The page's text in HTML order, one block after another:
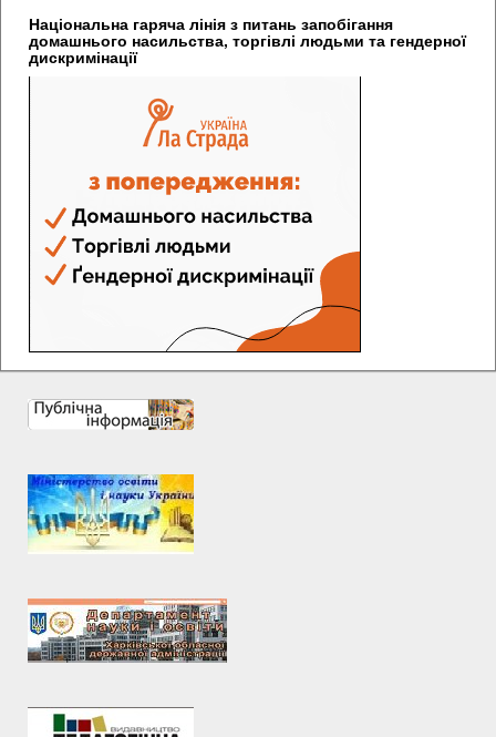
Національна гаряча лінія з питань запобігання
домашнього насильства, торгівлі людьми та гендерної
дискримінації